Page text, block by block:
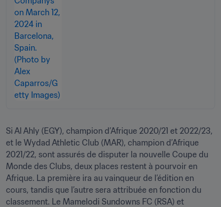
Si Al Ahly (EGY), champion d’Afrique 2020/21 et 2022/23,
et le Wydad Athletic Club (MAR), champion d’Afrique
2021/22, sont assurés de disputer la nouvelle Coupe du
Monde des Clubs, deux places restent à pourvoir en
Afrique. La première ira au vainqueur de l’édition en
cours, tandis que l’autre sera attribuée en fonction du
classement. Le Mamelodi Sundowns FC (RSA) et